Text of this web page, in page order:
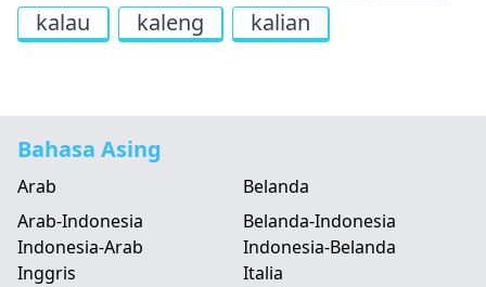
kalau
kaleng kalian
Bahasa Asing
Arab
Arab-Indonesia
Indonesia-Arab
Belanda
Belanda-Indonesia
Indonesia-Belanda
Inggris
Italia